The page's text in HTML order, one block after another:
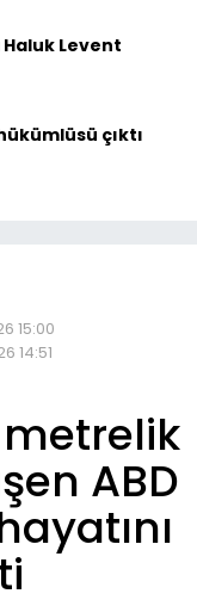
Levent
çıktı
15:00
14:51
ABD